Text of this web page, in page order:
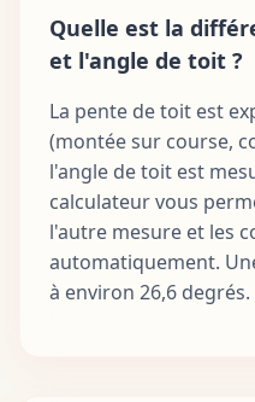
Quelle est la
et l'angle de toit ?
La pente de toit est
(montée sur course,
l'angle de toit est
calculateur vous
l'autre mesure et les
automatiquement.
à environ 26,6 degrés.